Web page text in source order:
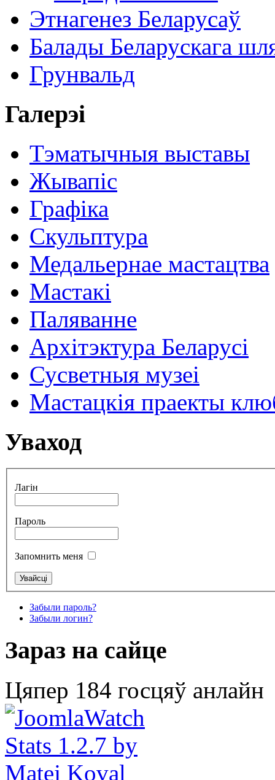
Этнагенез Беларусаў
Балады Беларускага
Грунвальд
Галерэі
Тэматычныя выставы
Жывапіс
Графіка
Скульптура
Медальернае мастацтва
Мастакі
Паляванне
Архітэктура Беларусі
Сусветныя музеі
Мастацкія праекты
Уваход
Лагін
Пароль
Запомнить меня
Забыли пароль?
Забыли логин?
Зараз на сайце
Цяпер 184 госцяў анлайн